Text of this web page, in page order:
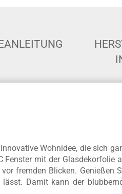
Wohnidee, die sich
Fenster mit der Glasdekorfolie
fremden Blicken. Genießen
Damit kann der